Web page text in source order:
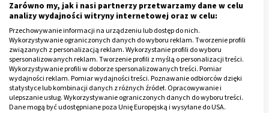
choroby układu rozrodczego, a także wynikać z
przewlekłego stresu lub niedoborów żywieniowych.
Reklama
Zarówno my, jak i nasi partnerzy przetwarzamy dane w celu
analizy wydajności witryny internetowej oraz w celu:
Przechowywanie informacji na urządzeniu lub dostęp do nich.
Wykorzystywanie ograniczonych danych do wyboru reklam. Tworzenie profili
związanych z personalizacją reklam. Wykorzystanie profili do wyboru
spersonalizowanych reklam. Tworzenie profili z myślą o personalizacji treści.
Wykorzystywanie profili w doborze spersonalizowanych treści. Pomiar
wydajności reklam. Pomiar wydajności treści. Poznawanie odbiorców dzięki
statystyce lub kombinacji danych z różnych źródeł. Opracowywanie i
ulepszanie usług. Wykorzystywanie ograniczonych danych do wyboru treści.
Dane mogą być udostępniane poza Unię Europejską i wysyłane do USA.